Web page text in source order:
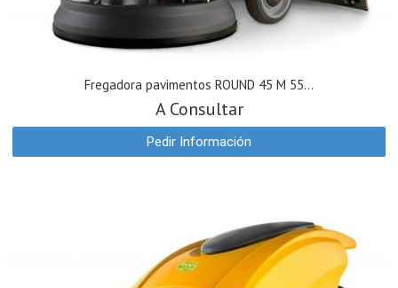
Fregadora pavimentos ROUND 45 M 55...
A Consultar
Pedir Información